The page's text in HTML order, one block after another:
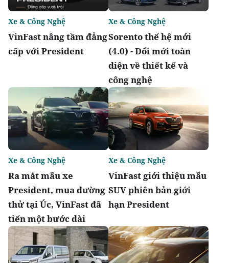
VinFast nâng tầm đẳng
cấp với President
Xe & Công Nghệ
Sorento thế hệ mới
(4.0) - Đổi mới toàn
diện về thiết kế và
công nghệ
Xe & Công Nghệ
Ra mắt mẫu xe
President, mua đường
thử tại Úc, VinFast đã
tiến một bước dài
Xe & Công Nghệ
VinFast giới thiệu mẫu
SUV phiên bản giới
hạn President
Xe & Công Nghệ